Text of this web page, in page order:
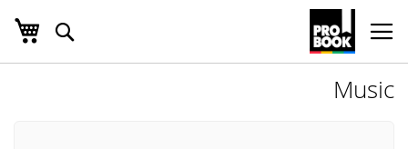
Skip
חפש
Music